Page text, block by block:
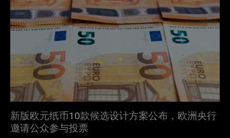
新版欧元纸币10款候选设计方案公布，欧洲央行
邀请公众参与投票